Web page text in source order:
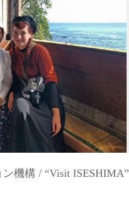
機構 / “Visit ISESHIMA”